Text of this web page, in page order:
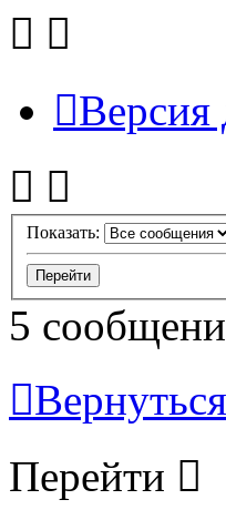
Версия
Показать:
5
Перейти